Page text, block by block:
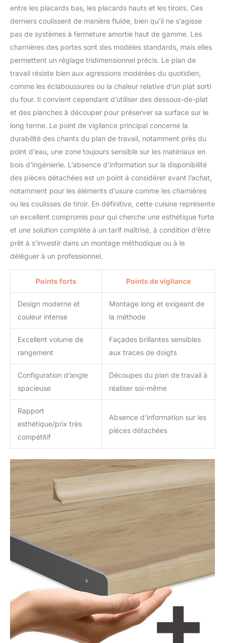
entre les placards bas, les placards hauts et les tiroirs. Ces
derniers coulissent de manière fluide, bien qu’il ne s’agisse
pas de systèmes à fermeture amortie haut de gamme. Les
charnières des portes sont des modèles standards, mais elles
permettent un réglage tridimensionnel précis. Le plan de
travail résiste bien aux agressions modérées du quotidien,
comme les éclaboussures ou la chaleur relative d’un plat sorti
du four. Il convient cependant d’utiliser des dessous-de-plat
et des planches à découper pour préserver sa surface sur le
long terme. Le point de vigilance principal concerne la
durabilité des chants du plan de travail, notamment près du
point d’eau, une zone toujours sensible sur les matériaux en
bois d’ingénierie. L’absence d’information sur la disponibilité
des pièces détachées est un point à considérer avant l’achat,
notamment pour les éléments d’usure comme les charnières
ou les coulisses de tiroir. En définitive, cette cuisine représente
un excellent compromis pour qui cherche une esthétique forte
et une solution complète à un tarif maîtrisé, à condition d’être
prêt à s’investir dans un montage méthodique ou à le
déléguer à un professionnel.
Points forts Points de vigilance
Design moderne et
couleur intense
Montage long et exigeant de
la méthode
Excellent volume de
rangement
Façades brillantes sensibles
aux traces de doigts
Configuration d’angle
spacieuse
Découpes du plan de travail à
réaliser soi-même
Rapport
esthétique/prix très
compétitif
Absence d’information sur les
pièces détachées